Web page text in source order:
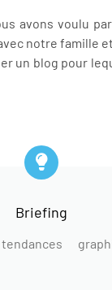
avons voulu
notre famille
un blog pour
Briefing